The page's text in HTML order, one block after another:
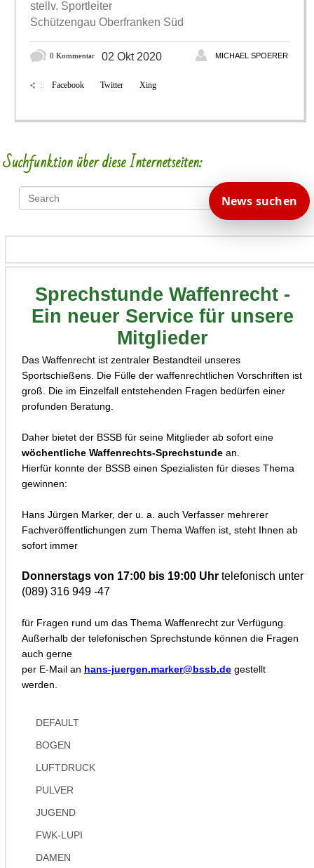
News suchen
stellv. Sportleiter
Schützengau Oberfranken Süd
02 Okt 2020
0 Kommentar MICHAEL SPOERER
: Facebook Twitter Xing
Suchfunktion über diese Internetseiten:
Sprechstunde Waffenrecht -
Ein neuer Service für unsere
Mitglieder
Das Waffenrecht ist zentraler Bestandteil unseres
Sportschießens. Die Fülle der waffenrechtlichen Vorschriften ist
groß. Die im Einzelfall entstehenden Fragen bedürfen einer
profunden Beratung.
Daher bietet der BSSB für seine Mitglieder ab sofort eine
wöchentliche Waffenrechts-Sprechstundean.
Hierfür konnte der BSSB einen Spezialisten für dieses Thema
gewinnen:
Hans Jürgen Marker, der u. a. auch Verfasser mehrerer
Fachveröffentlichungen zum Thema Waffen ist, steht Ihnen ab
sofort immer
Donnerstags von 17:00 bis 19:00 Uhrtelefonisch unter
(089) 316 949 -47
für Fragen rund um das Thema Waffenrecht zur Verfügung.
Außerhalb der telefonischen Sprechstunde können die Fragen
auch gerne
per E-Mail an hans-juergen.marker@bssb.degestellt
werden.
DEFAULT
BOGEN
LUFTDRUCK
PULVER
JUGEND
FWK-LUPI
DAMEN